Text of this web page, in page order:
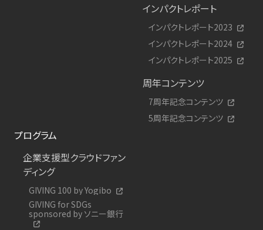
インパクトレポート
インパクトレポート2023
インパクトレポート2024
インパクトレポート2025
周年コンテンツ
7周年記念コンテンツ
5周年記念コンテンツ
プログラム
企業支援型クラウドファン
ディング
GIVING 100 by Yogibo
GIVING for SDGs
sponsored by ソニー銀行